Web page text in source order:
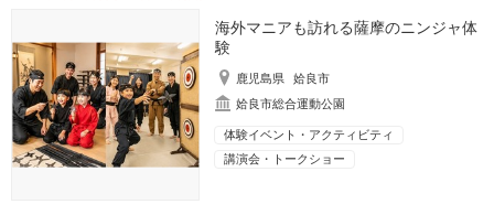
海外マニアも訪れる薩摩のニンジャ体
験
鹿児島県
姶良市
姶良市総合運動公園
体験イベント・アクティビティ
講演会・トークショー